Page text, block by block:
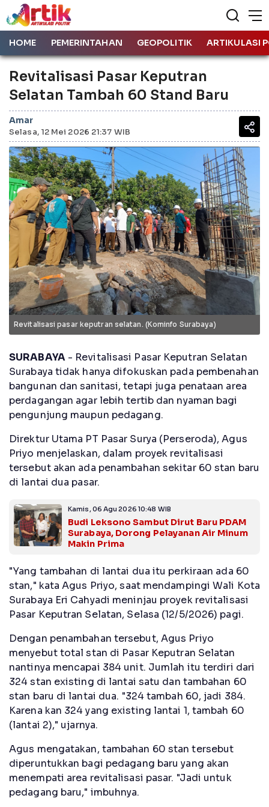
HOME PEMERINTAHAN GEOPOLITIK ARTIKULASI
Revitalisasi Pasar Keputran
Selatan Tambah 60 Stand Baru
Amar
Selasa, 12 Mei 2026 21:37 WIB
Revitalisasi pasar keputran selatan. (Kominfo Surabaya)
SURABAYA- Revitalisasi Pasar Keputran Selatan
Surabaya tidak hanya difokuskan pada pembenahan
bangunan dan sanitasi, tetapi juga penataan area
perdagangan agar lebih tertib dan nyaman bagi
pengunjung maupun pedagang.
Direktur Utama PT Pasar Surya (Perseroda), Agus
Priyo menjelaskan, dalam proyek revitalisasi
tersebut akan ada penambahan sekitar 60 stan baru
di lantai dua pasar.
Kamis, 06 Agu 2026 10:48 WIB
Budi Leksono Sambut Dirut Baru PDAM
Surabaya, Dorong Pelayanan Air Minum
Makin Prima
"Yang tambahan di lantai dua itu perkiraan ada 60
stan," kata Agus Priyo, saat mendampingi Wali Kota
Surabaya Eri Cahyadi meninjau proyek revitalisasi
Pasar Keputran Selatan, Selasa (12/5/2026) pagi.
Dengan penambahan tersebut, Agus Priyo
menyebut total stan di Pasar Keputran Selatan
nantinya mencapai 384 unit. Jumlah itu terdiri dari
324 stan existing di lantai satu dan tambahan 60
stan baru di lantai dua. "324 tambah 60, jadi 384.
Karena kan 324 yang existing lantai 1, tambah 60
(lantai 2)," ujarnya.
Agus mengatakan, tambahan 60 stan tersebut
diperuntukkan bagi pedagang baru yang akan
menempati area revitalisasi pasar. "Jadi untuk
pedagang baru," imbuhnya.